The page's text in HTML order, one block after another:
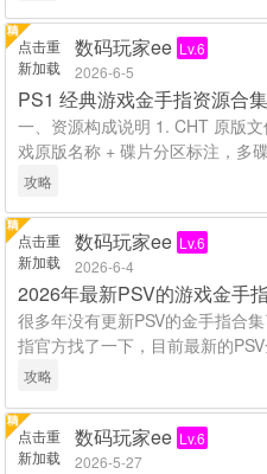
点击重
新加载
数码玩家ee Lv.6
2026-6-5
PS1 经典游戏金手指资源合
一、资源构成说明 1. CHT 原版
戏原版名称 + 碟片分区标注，多
攻略
点击重
新加载
数码玩家ee Lv.6
2026-6-4
2026年最新PSV的游戏金手
很多年没有更新PSV的金手指合
指官方找了一下，目前最新的
攻略
点击重
新加载
数码玩家ee Lv.6
2026-5-27